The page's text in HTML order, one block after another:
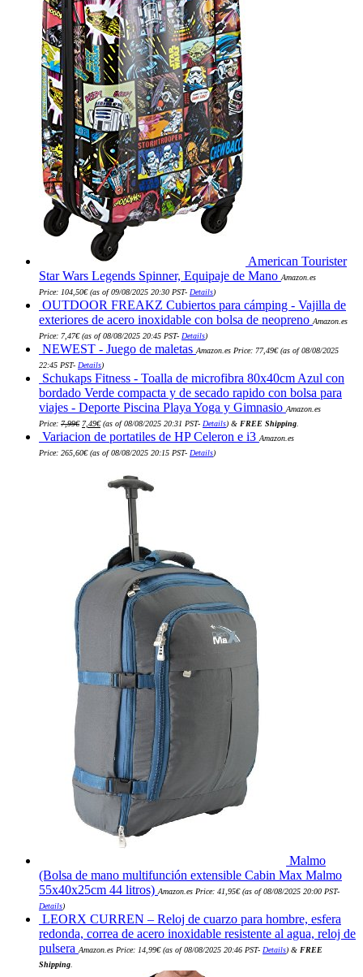
American Tourister
Star Wars Legends Spinner, Equipaje de Mano Amazon.es
Price: 104,50€(as of 09/08/2025 20:30 PST- Details)
OUTDOOR FREAKZ Cubiertos para cámping - Vajilla de
exteriores de acero inoxidable con bolsa de neopreno Amazon.es
Price: 7,47€(as of 08/08/2025 20:45 PST- Details)
NEWEST - Juego de maletas Amazon.es Price: 77,49€(as of 08/08/2025
22:45 PST- Details)
Schukaps Fitness - Toalla de microfibra 80x40cm Azul con
bordado Verde compacta y de secado rapido con bolsa para
viajes - Deporte Piscina Playa Yoga y Gimnasio Amazon.es
Price: 7,99€ precio
original
era:
7,99€.
7,49€precio
actual
es:
7,49€.
(as of 08/08/2025 20:31 PST- Details) & FREE Shipping
Variacion de portatiles de HP Celeron e i3 Amazon.es
Price: 265,60€(as of 08/08/2025 20:15 PST- Details)
Malmo
(Bolsa de mano multifunción extensible Cabin Max Malmo
55x40x25cm 44 litros) Amazon.es Price: 41,95€(as of 08/08/2025 20:00 PST-
Details)
LEORX CURREN – Reloj de cuarzo para hombre, esfera
redonda, correa de acero inoxidable resistente al agua, reloj de
pulsera Amazon.es Price: 14,99€(as of 08/08/2025 20:46 PST- Details) & FREE
Shipping